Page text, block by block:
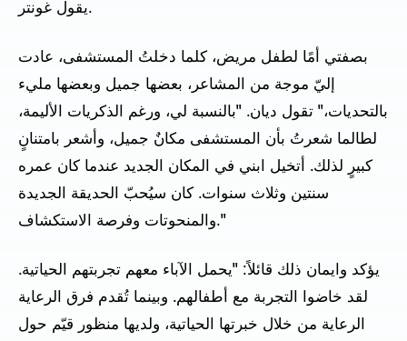
يقول غونتر.
بصفتي أمًا لطفل مريض، كلما دخلتُ المستشفى، عادت
إليّ موجة من المشاعر، بعضها جميل وبعضها مليء
بالتحديات،" تقول ديان. "بالنسبة لي، ورغم الذكريات الأليمة،
لطالما شعرتُ بأن المستشفى مكانٌ جميل، وأشعر بامتنانٍ
كبيرٍ لذلك. أتخيل ابني في المكان الجديد عندما كان عمره
سنتين وثلاث سنوات. كان سيُحبّ الحديقة الجديدة
والمنحوتات وفرصة الاستكشاف."
يؤكد وايمان ذلك قائلاً: "يحمل الآباء معهم تجربتهم الحياتية.
لقد خاضوا التجربة مع أطفالهم. وبينما تُقدم فرق الرعاية
الرعاية من خلال خبرتها الحياتية، ولديها منظور قيّم حول